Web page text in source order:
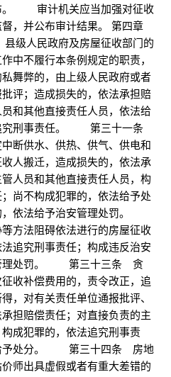
。 审计机关应当加强对征收
，并公布审计结果。 第四章
人民政府及房屋征收部门的
中不履行本条例规定的职责，
舞弊的，由上级人民政府或者
评；造成损失的，依法承担赔
和其他直接责任人员，依法给
究刑事责任。 第三十一条
断供水、供热、供气、供电和
人搬迁，造成损失的，依法承
人员和其他直接责任人员，构
尚不构成犯罪的，依法给予处
，依法给予治安管理处罚。
方法阻碍依法进行的房屋征收
追究刑事责任；构成违反治安
管理处罚。 第三十三条 贪
收补偿费用的，责令改正，追
，对有关责任单位通报批评、
担赔偿责任；对直接负责的主
成犯罪的，依法追究刑事责
予处分。 第三十四条 房地
师出具虚假或者有重大差错的